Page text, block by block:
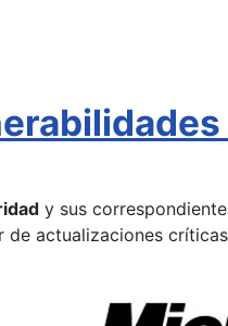
y sus
de actualizaciones